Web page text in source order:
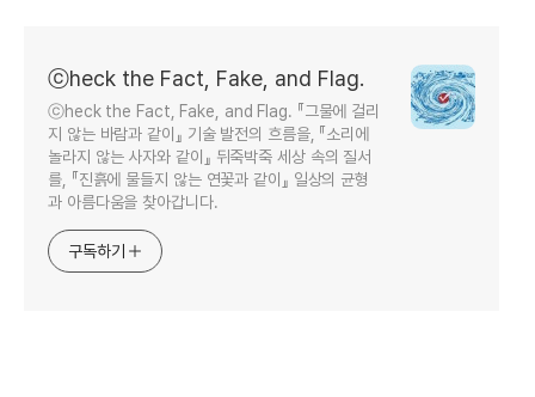
ⓒheck the Fact, Fake, and Flag.
ⓒheck the Fact, Fake, and Flag. 『그물에 걸리
지 않는 바람과 같이』 기술 발전의 흐름을, 『소리에
놀라지 않는 사자와 같이』 뒤죽박죽 세상 속의 질서
를, 『진흙에 물들지 않는 연꽃과 같이』 일상의 균형
과 아름다움을 찾아갑니다.
구독하기